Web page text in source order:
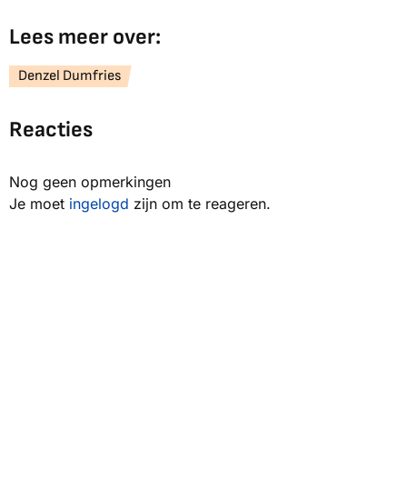
Lees meer over:
Denzel Dumfries
Reacties
Nog geen opmerkingen
Je moet ingelogd zijn om te reageren.